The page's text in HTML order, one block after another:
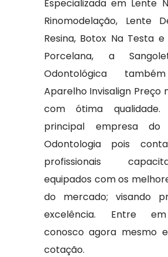
Especializada em Lente
Rinomodelação, Lente
Resina, Botox Na Testa
Porcelana, a
Odontológica
Aparelho Invisalign Preço
com ótima
principal empresa
Odontologia pois
profissionais
equipados com os
do mercado; visando
excelência. Entre
conosco agora mesmo
cotação.